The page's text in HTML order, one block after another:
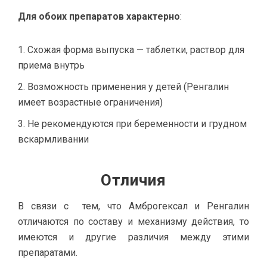
Для обоих препаратов характерно:
Схожая форма выпуска — таблетки, раствор для
приема внутрь
Возможность применения у детей (Ренгалин
имеет возрастные ограничения)
Не рекомендуются при беременности и грудном
вскармливании
Отличия
В связи с тем, что Амброгексал и Ренгалин
отличаются по составу и механизму действия, то
имеются и другие различия между этими
препаратами.